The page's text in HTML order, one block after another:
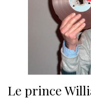
Le prince